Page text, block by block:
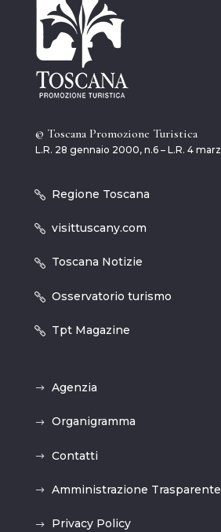
© Toscana Promozione Turistica
L.R. 28 gennaio 2000, n.6 – L.R. 4
Regione Toscana
visittuscany.com
Toscana Notizie
Osservatorio turismo
Tpt Magazine
Agenzia
Organigramma
Contatti
Amministrazione Trasparente
Privacy Policy